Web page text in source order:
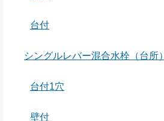
台付
シングルレバー混合水栓（台所）
台付1穴
壁付